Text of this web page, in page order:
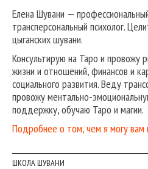
Елена Шувани —
трансперсональный психолог.
цыганских шувани.
Консультирую на Таро и провожу
жизни и отношений, финансов и
социального развития. Веду
провожу ментально-
поддержку, обучаю Таро и магии.
Подробнее о том, чем я могу вам
ШКОЛА ШУВАНИ